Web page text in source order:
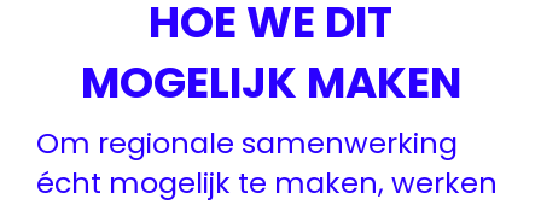
Om regionale samenwerking
écht mogelijk te maken, werken
HOE WE DIT
MOGELIJK MAKEN